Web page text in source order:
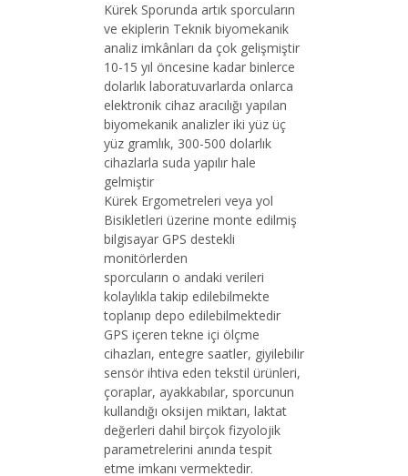
Kürek Sporunda artık sporcuların
ve ekiplerin Teknik biyomekanik
analiz imkânları da çok gelişmiştir
10-15 yıl öncesine kadar binlerce
dolarlık laboratuvarlarda onlarca
elektronik cihaz aracılığı yapılan
biyomekanik analizler iki yüz üç
yüz gramlık, 300-500 dolarlık
cihazlarla suda yapılır hale
gelmiştir
Kürek Ergometreleri veya yol
Bisikletleri üzerine monte edilmiş
bilgisayar GPS destekli
monitörlerden
sporcuların o andaki verileri
kolaylıkla takip edilebilmekte
toplanıp depo edilebilmektedir
GPS içeren tekne içi ölçme
cihazları, entegre saatler, giyilebilir
sensör ihtiva eden tekstil ürünleri,
çoraplar, ayakkabılar, sporcunun
kullandığı oksijen miktarı, laktat
değerleri dahil birçok fizyolojik
parametrelerini anında tespit
etme imkanı vermektedir.